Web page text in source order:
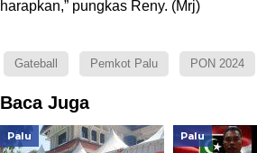
harapkan,” pungkas Reny. (Mrj)
Gateball Pemkot Palu PON 2024
Baca Juga
Palu Palu